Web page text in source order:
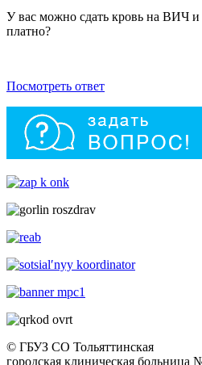
У вас можно сдать кровь на ВИЧ
платно?
Посмотреть ответ
© ГБУЗ СО Тольяттинская
городская клиническая больница